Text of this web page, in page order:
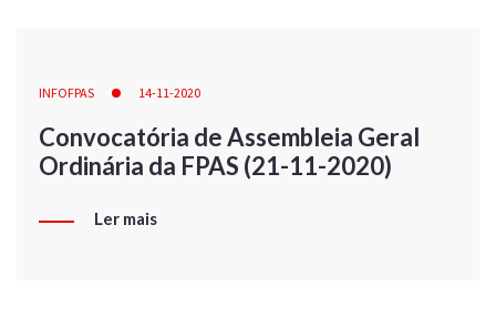
INFOFPAS 14-11-2020
Convocatória de Assembleia Geral
Ordinária da FPAS (21-11-2020)
Ler mais